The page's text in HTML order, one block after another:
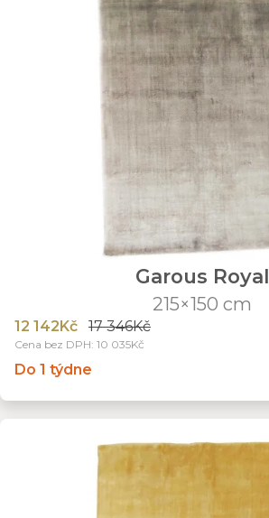
Garous Royal
215×150 cm
12 142Kč 17 346Kč
Cena bez DPH: 10 035Kč
Do 1 týdne